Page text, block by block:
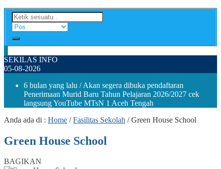
SEKILAS INFO
05-08-2026
6 bulan yang lalu / Akan segera dibuka pendaftaran
Penerimaan Murid Baru Tahun Pelajaran 2026/2027 cek
langsung YouTube MTsN 1 Aceh Tengah
Anda ada di : Home /Fasilitas Sekolah /Green House School
Green House School
BAGIKAN